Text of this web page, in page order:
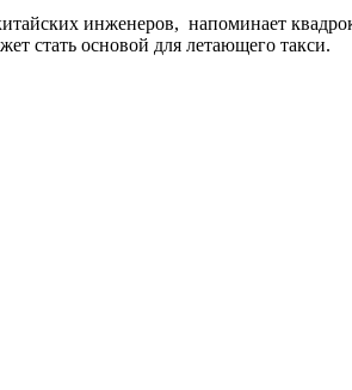
инженеров, напоминает
стать основой для летающего такси.